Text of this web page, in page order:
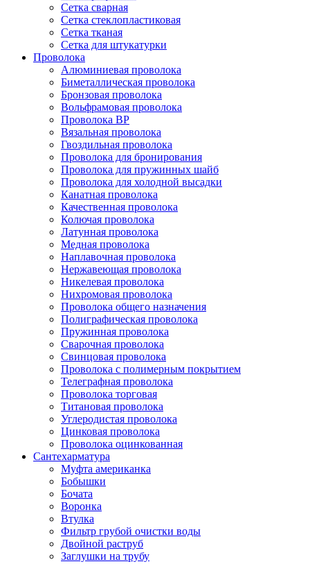
Сетка сварная
Сетка стеклопластиковая
Сетка тканая
Сетка для штукатурки
Проволока
Алюминиевая проволока
Биметаллическая проволока
Бронзовая проволока
Вольфрамовая проволока
Проволока ВР
Вязальная проволока
Гвоздильная проволока
Проволока для бронирования
Проволока для пружинных шайб
Проволока для холодной высадки
Канатная проволока
Качественная проволока
Колючая проволока
Латунная проволока
Медная проволока
Наплавочная проволока
Нержавеющая проволока
Никелевая проволока
Нихромовая проволока
Проволока общего назначения
Полиграфическая проволока
Пружинная проволока
Сварочная проволока
Свинцовая проволока
Проволока с полимерным покрытием
Телеграфная проволока
Проволока торговая
Титановая проволока
Углеродистая проволока
Цинковая проволока
Проволока оцинкованная
Сантехарматура
Муфта американка
Бобышки
Бочата
Воронка
Втулка
Фильтр грубой очистки воды
Двойной раструб
Заглушки на трубу